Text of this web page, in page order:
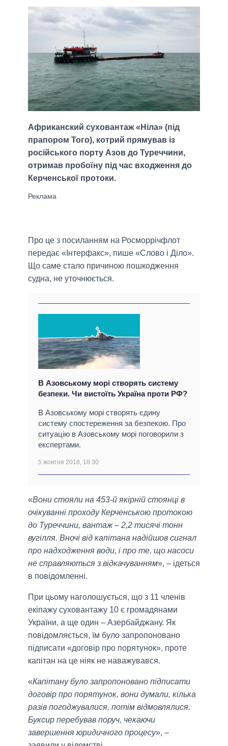
Африканский суховантаж «Ніла» (під
прапором Того), котрий прямував із
російського порту Азов до Туреччини,
отримав пробоїну під час входження до
Керченської протоки.
Про це з посиланням на Росморрічфлот
передає «Інтерфакс», пише «Слово і Діло».
Що саме стало причиною пошкодження
судна, не уточнюється.
В Азовському морі створять систему
безпеки. Чи вистоїть Україна проти РФ?
В Азовському морі створять єдину
систему спостереження за безпекою. Про
ситуацію в Азовському морі поговорили з
експертами.
5 жовтня 2018, 18:30
«Вони стояли на 453-й якірній стоянці в
очікуванні проходу Керченською протокою
до Туреччини, вантаж – 2,2 тисячі тонн
вугілля. Вночі від капітана надійшов сигнал
про надходження води, і про те, що насоси
не справляються з відкачуванням», – ідеться
в повідомленні.
При цьому наголошується, що з 11 членів
екіпажу суховантажу 10 є громадянами
України, а ще один – Азербайджану. Як
повідомляється, їм було запропоновано
підписати «договір про порятунок», проте
капітан на це ніяк не наважувався.
«Капітану було запропоновано підписати
договір про порятунок, вони думали, кілька
разів погоджувалися, потім відмовлялися.
Буксир перебував поруч, чекаючи
завершення юридичного процесу», –